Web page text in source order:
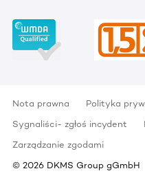
Nota prawna Polityka
Sygnaliści- zgłoś incydent
Zarządzanie zgodami
© 2026 DKMS Group gGmbH